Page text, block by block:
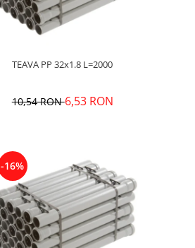
TEAVA PP 32x1.8 L=2000
10,54 RON6,53 RON
-16%